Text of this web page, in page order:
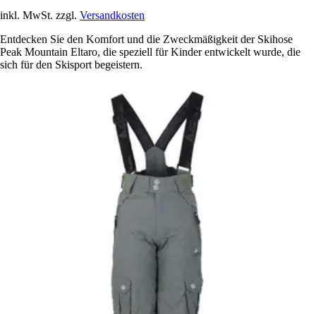
inkl. MwSt. zzgl. Versandkosten
Entdecken Sie den Komfort und die Zweckmäßigkeit der Skihose
Peak Mountain Eltaro, die speziell für Kinder entwickelt wurde, die
sich für den Skisport begeistern.